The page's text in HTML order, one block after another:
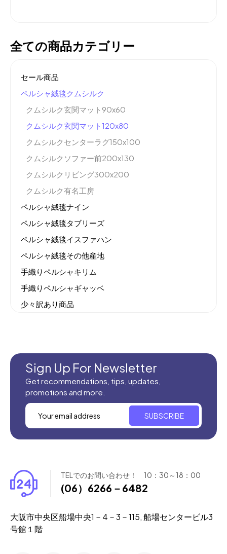
全ての商品カテゴリー
セール商品
ペルシャ絨毯クムシルク
クムシルク玄関マット90x60
クムシルク玄関マット120x80
クムシルクセンターラグ150x100
クムシルクソファー前200x130
クムシルクリビング300x200
クムシルク有名工房
ペルシャ絨毯ナイン
ペルシャ絨毯タブリーズ
ペルシャ絨毯イスファハン
ペルシャ絨毯その他産地
手織りペルシャキリム
手織りペルシャギャッベ
少々訳あり商品
新商品入荷
Sign Up For Newsletter
Get recommendations, tips, updates,
promotions and more.
SUBSCRIBE
TELでのお問い合わせ！ 10：30～18：00
(06）6266－6482
大阪市中央区船場中央1－4－3－115, 船場センタービル3
号館１階